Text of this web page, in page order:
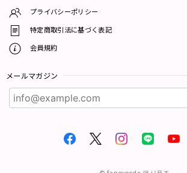
プライバシーポリシー
特定商取引法に基づく表記
会員規約
メールマガジン